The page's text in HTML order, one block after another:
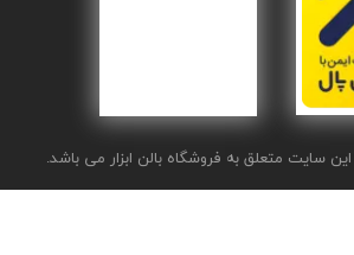
سایت متعلق به فروشگاه بالن ابزار می باشد.